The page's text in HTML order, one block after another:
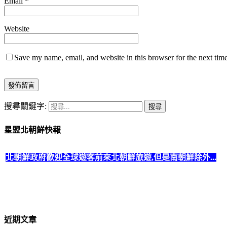
Website
Save my name, email, and website in this browser for the next
搜尋關鍵字:
星盟北朝鮮快報
近期文章